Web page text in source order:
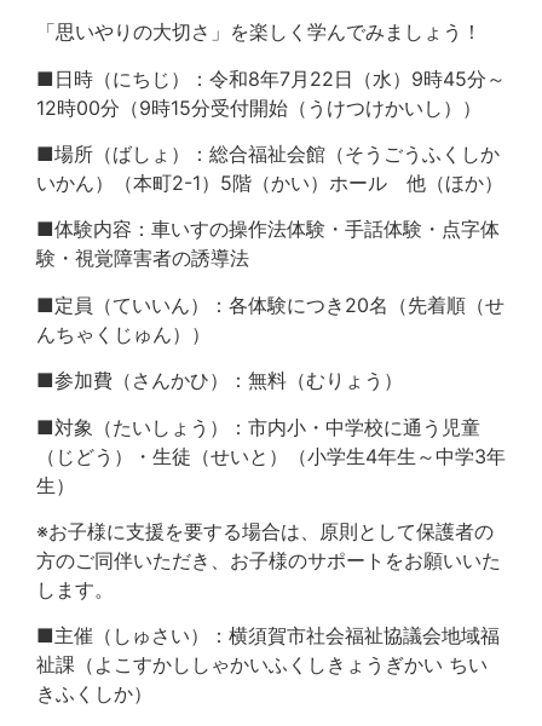
「思いやりの大切さ」を楽しく学んでみましょう！
■日時（にちじ）：令和8年7月22日（水）9時45分～
12時00分（9時15分受付開始（うけつけかいし））
■場所（ばしょ）：総合福祉会館（そうごうふくしか
いかん）（本町2-1）5階（かい）ホール 他（ほか）
■体験内容：車いすの操作法体験・手話体験・点字体
験・視覚障害者の誘導法
■定員（ていいん）：各体験につき20名（先着順（せ
んちゃくじゅん））
■参加費（さんかひ）：無料（むりょう）
■対象（たいしょう）：市内小・中学校に通う児童
（じどう）・生徒（せいと）（小学生4年生～中学3年
生）
※お子様に支援を要する場合は、原則として保護者の
方のご同伴いただき、お子様のサポートをお願いいた
します。
■主催（しゅさい）：横須賀市社会福祉協議会地域福
祉課（よこすかししゃかいふくしきょうぎかい ちい
きふくしか）